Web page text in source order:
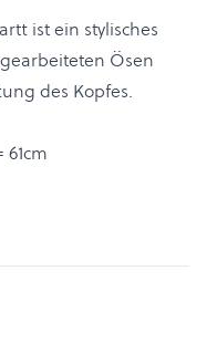
ist ein stylisches
Ösen
des Kopfes.